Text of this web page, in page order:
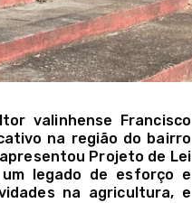
valinhense Francisco
na região do bairro
Projeto de Lei
um legado de esforço e
na agricultura, e